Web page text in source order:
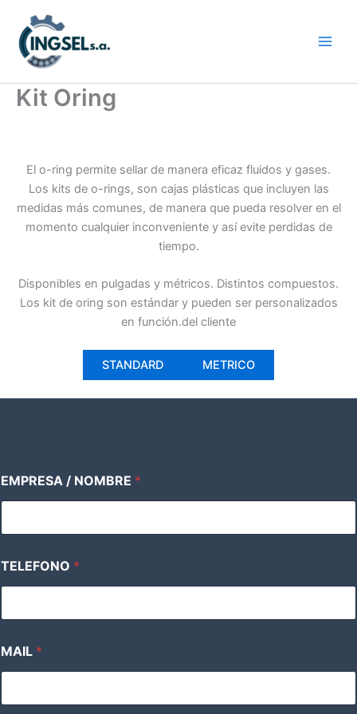
contenido
Kit Oring
El o-ring permite sellar de manera eficaz fluidos y gases.
Los kits de o-rings, son cajas plásticas que incluyen las
medidas más comunes, de manera que pueda resolver en el
momento cualquier inconveniente y así evite perdidas de
tiempo.
Disponibles en pulgadas y métricos. Distintos compuestos.
Los kit de oring son estándar y pueden ser personalizados
en función.del cliente
STANDARD METRICO
O
M
R
M
A
I
M
N
EMPRESA / NOMBRE *
TELEFONO *
MAIL *